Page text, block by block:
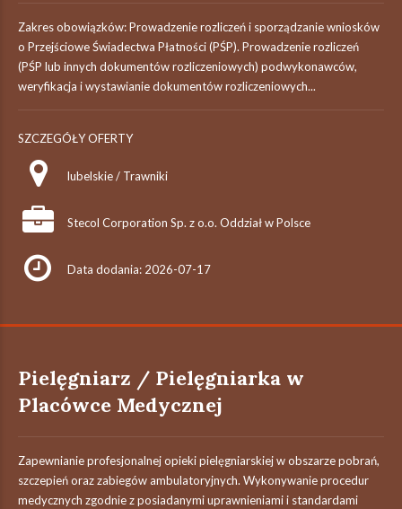
Zakres obowiązków: Prowadzenie rozliczeń i sporządzanie wniosków
o Przejściowe Świadectwa Płatności (PŚP). Prowadzenie rozliczeń
(PŚP lub innych dokumentów rozliczeniowych) podwykonawców,
weryfikacja i wystawianie dokumentów rozliczeniowych...
SZCZEGÓŁY OFERTY
lubelskie / Trawniki
Stecol Corporation Sp. z o.o. Oddział w Polsce
Data dodania: 2026-07-17
Pielęgniarz / Pielęgniarka w
Placówce Medycznej
Zapewnianie profesjonalnej opieki pielęgniarskiej w obszarze pobrań,
szczepień oraz zabiegów ambulatoryjnych. Wykonywanie procedur
medycznych zgodnie z posiadanymi uprawnieniami i standardami